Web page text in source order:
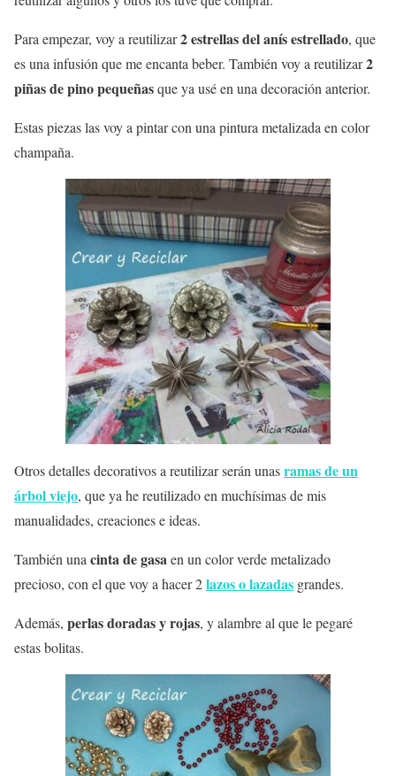
Para empezar, voy a reutilizar2 estrellas del anís estrellado, que
es una infusión que me encanta beber. También voy a reutilizar2
piñas de pino pequeñasque ya usé en una decoración anterior.
Estas piezas las voy a pintar con una pintura metalizada en color
champaña.
Otros detalles decorativos a reutilizar serán unasramas de un
árbol viejo, que ya he reutilizado en muchísimas de mis
manualidades, creaciones e ideas.
También unacinta de gasaen un color verde metalizado
precioso, con el que voy a hacer 2lazos o lazadas grandes.
Además, perlas doradas y rojas, y alambre al que le pegaré
estas bolitas.